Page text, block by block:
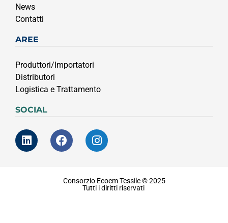
News
Contatti
AREE
Produttori/Importatori
Distributori
Logistica e Trattamento
SOCIAL
Consorzio Ecoem Tessile © 2025
Tutti i diritti riservati